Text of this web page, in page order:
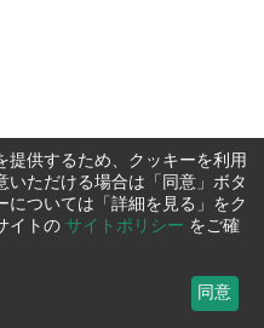
提供するため、クッキーを利用
いただける場合は「同意」ボタ
については「詳細を見る」をク
イトの サイトポリシー をご確
同意